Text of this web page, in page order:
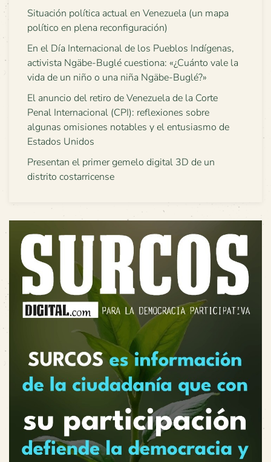
Situación política actual en Venezuela (un mapa
político en plena reconfiguración)
En el Día Internacional de los Pueblos Indígenas,
activista Ngäbe-Buglé cuestiona: «¿Cuánto vale la
vida de un niño o una niña Ngäbe-Buglé?»
El anuncio del retiro de Venezuela de la Corte
Penal Internacional (CPI): reflexiones sobre
algunas omisiones notables y el entusiasmo de
Estados Unidos
Presentan el primer gemelo digital 3D de un
distrito costarricense